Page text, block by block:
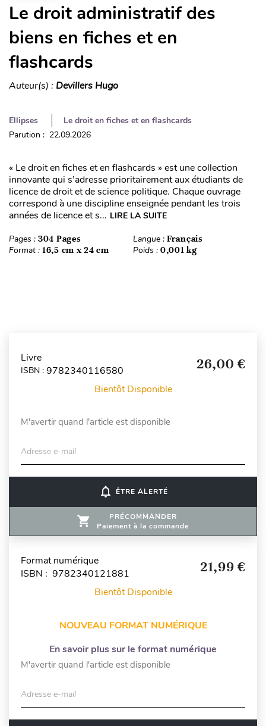
Le droit administratif des
biens en fiches et en
flashcards
Auteur(s) : Devillers Hugo
Ellipses
Le droit en fiches et en flashcards
Parution : 22.09.2026
« Le droit en fiches et en flashcards » est une collection
innovante qui s’adresse prioritairement aux étudiants de
licence de droit et de science politique. Chaque ouvrage
correspond à une discipline enseignée pendant les trois
années de licence et s... LIRE LA SUITE
Pages : 304 Pages Langue : Français
Format : 16,5 cm x 24 cm Poids : 0,001 kg
Livre
ISBN : 9782340116580 26,00 €
Bientôt Disponible
M'avertir quand l'article est disponible
Adresse e-mail
notifications_none ÊTRE ALERTÉ
PRÉCOMMANDER
Paiement à la commande
Format numérique
ISBN : 9782340121881
21,99 €
Bientôt Disponible
NOUVEAU FORMAT NUMÉRIQUE
En savoir plus sur le format numérique
M'avertir quand l'article est disponible
Adresse e-mail